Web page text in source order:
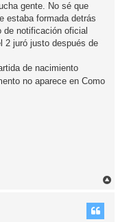
gente. No sé que
estaba formada detrás
de notificación oficial
2 juró justo después de
de nacimiento
no aparece en Como